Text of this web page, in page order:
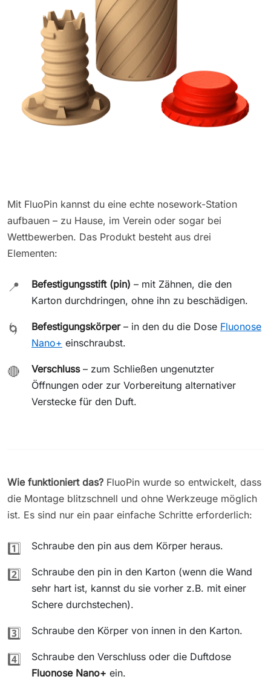
Mit FluoPin kannst du eine echte nosework-Station
aufbauen – zu Hause, im Verein oder sogar bei
Wettbewerben. Das Produkt besteht aus drei
Elementen:
📍 Befestigungsstift (pin) – mit Zähnen, die den
Karton durchdringen, ohne ihn zu beschädigen.
🌀 Befestigungskörper– in den du die Dose Fluonose
Nano+ einschraubst.
🔴 Verschluss– zum Schließen ungenutzter
Öffnungen oder zur Vorbereitung alternativer
Verstecke für den Duft.
Wie funktioniert das? FluoPin wurde so entwickelt, dass
die Montage blitzschnell und ohne Werkzeuge möglich
ist. Es sind nur ein paar einfache Schritte erforderlich:
1️⃣ Schraube den pin aus dem Körper heraus.
2️⃣
Schraube den pin in den Karton (wenn die Wand
sehr hart ist, kannst du sie vorher z.B. mit einer
Schere durchstechen).
3️⃣ Schraube den Körper von innen in den Karton.
4️⃣
Schraube den Verschluss oder die Duftdose
Fluonose Nano+ ein.